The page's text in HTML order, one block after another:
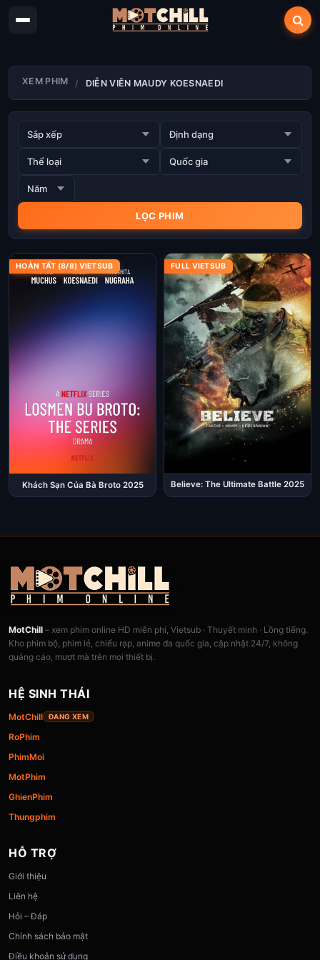
XEM PHIM DIỄN VIÊN MAUDY KOESNAEDI
HOÀN TẤT (8/8) VIETSUB
Khách Sạn Của Bà Broto 2025
FULL VIETSUB
Believe: The Ultimate Battle 2025
MotChill – xem phim online HD miễn phí, Vietsub · Thuyết minh · Lồng tiếng.
Kho phim bộ, phim lẻ, chiếu rạp, anime đa quốc gia, cập nhật 24/7, không
quảng cáo, mượt mà trên mọi thiết bị.
HỆ SINH THÁI
MotChill ĐANG XEM
RoPhim
PhimMoi
MotPhim
GhienPhim
Thungphim
HỖ TRỢ
Giới thiệu
Liên hệ
Hỏi – Đáp
Chính sách bảo mật
Điều khoản sử dụng